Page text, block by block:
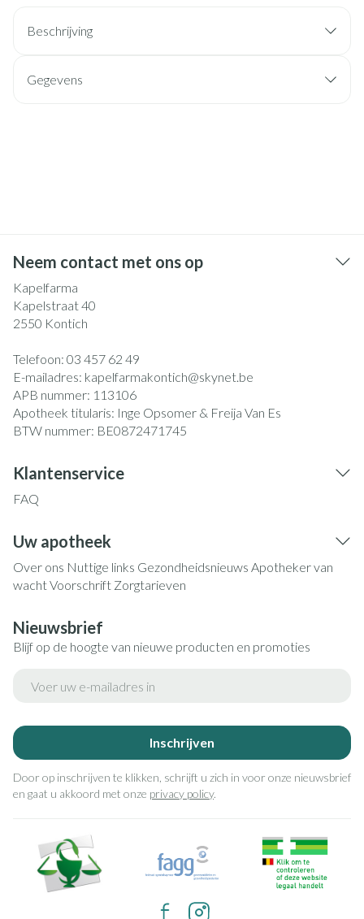
Beschrijving
Gegevens
Neem contact met ons op
Kapelfarma
Kapelstraat 40
2550 Kontich
Telefoon: 03 457 62 49
E-mailadres: kapelfarmakontich@skynet.be
APB nummer: 113106
Apotheek titularis: Inge Opsomer & Freija Van Es
BTW nummer: BE0872471745
Klantenservice
FAQ
Uw apotheek
Over ons Nuttige links Gezondheidsnieuws Apotheker van
wachtVoorschrift Zorgtarieven
Nieuwsbrief
Blijf op de hoogte van nieuwe producten en promoties
Inschrijven
Door op inschrijven te klikken, schrijft u zich in voor onze nieuwsbrief
en gaat u akkoord met onze privacy policy.